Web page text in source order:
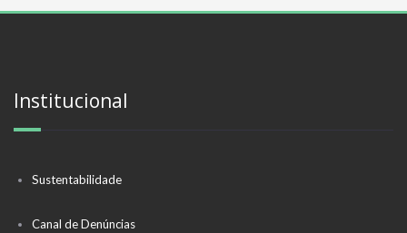
Institucional
Sustentabilidade
Canal de Denúncias